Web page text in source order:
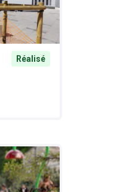
Réalisé